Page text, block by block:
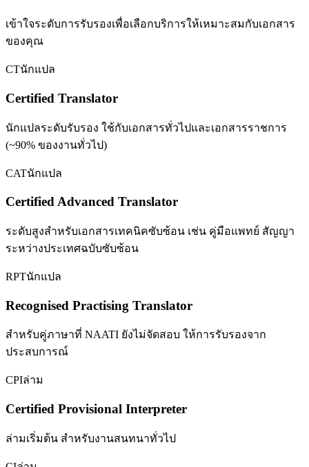
เข้าใจระดับการรับรองเพื่อเลือกบริการให้เหมาะสมกับเอกสาร
ของคุณ
CTนักแปล
Certified Translator
นักแปลระดับรับรอง ใช้กับเอกสารทั่วไปและเอกสารราชการ
(~90% ของงานทั่วไป)
CATนักแปล
Certified Advanced Translator
ระดับสูงสำหรับเอกสารเทคนิคซับซ้อน เช่น คู่มือแพทย์ สัญญา
ระหว่างประเทศฉบับซับซ้อน
RPTนักแปล
Recognised Practising Translator
สำหรับคู่ภาษาที่ NAATI ยังไม่จัดสอบ ให้การรับรองจาก
ประสบการณ์
CPIล่าม
Certified Provisional Interpreter
ล่ามเริ่มต้น สำหรับงานสนทนาทั่วไป